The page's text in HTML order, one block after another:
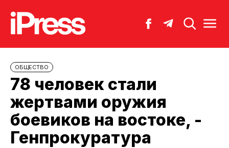
ОБЩЕСТВО
78 человек стали
жертвами оружия
боевиков на востоке, -
Генпрокуратура